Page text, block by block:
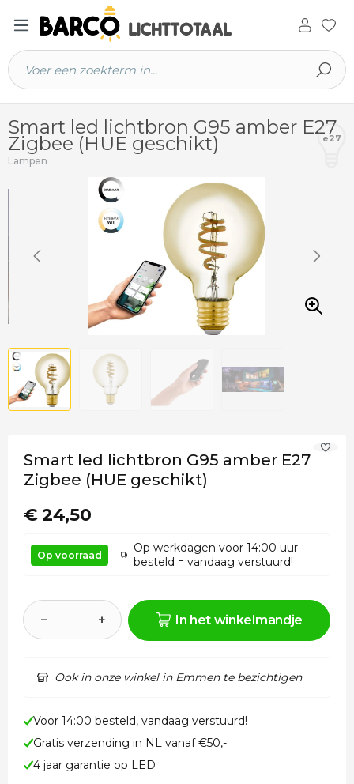
hoofdinhoud
Smart led lichtbron G95 amber E27
Zigbee (HUE geschikt)
Lampen
e27
Smart led lichtbron G95 amber E27
Zigbee (HUE geschikt)
€ 24,50
Op voorraad
Op werkdagen voor 14:00 uur
besteld = vandaag verstuurd!
− + In het winkelmandje
Ook in onze winkel in Emmen te bezichtigen
Voor 14:00 besteld, vandaag verstuurd!
Gratis verzending in NL vanaf €50,-
4 jaar garantie op LED